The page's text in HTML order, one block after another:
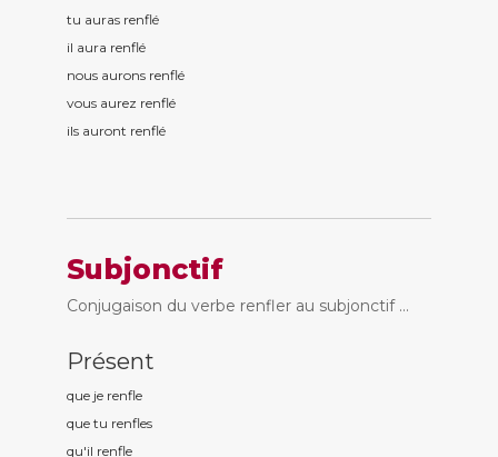
tu auras renflé
il aura renflé
nous aurons renflé
vous aurez renflé
ils auront renflé
Subjonctif
Conjugaison du verbe renfler au subjonctif ...
Présent
que je renfle
que tu renfles
qu'il renfle